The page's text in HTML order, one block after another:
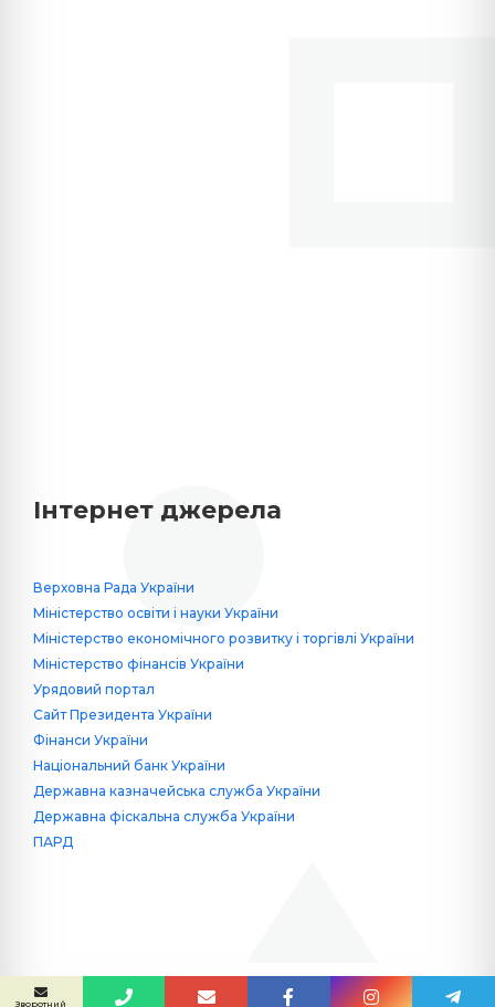
Інтернет джерела
Верховна Рада України
Міністерство освіти і науки України
Міністерство економічного розвитку і торгівлі України
Міністерство фінансів України
Урядовий портал
Сайт Президента України
Фінанси України
Національний банк України
Державна казначейська служба України
Державна фіскальна служба України
ПАРД
Сайт створив Yuriy Krykun
Зворотний